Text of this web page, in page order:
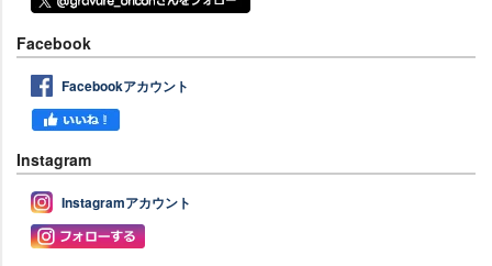
Facebook
Facebookアカウント
Instagram
Instagramアカウント